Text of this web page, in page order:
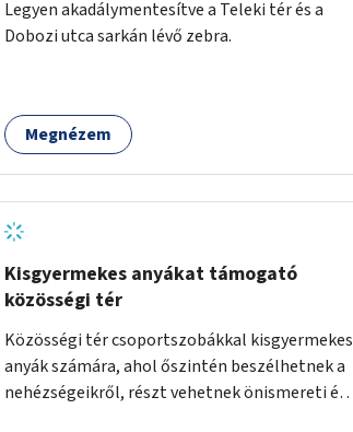
Legyen akadálymentesítve a Teleki tér és a
Dobozi utca sarkán lévő zebra.
Megnézem
Kisgyermekes anyákat támogató
közösségi tér
Közösségi tér csoportszobákkal kisgyermekes
anyák számára, ahol őszintén beszélhetnek a
nehézségeikről, részt vehetnek önismereti és